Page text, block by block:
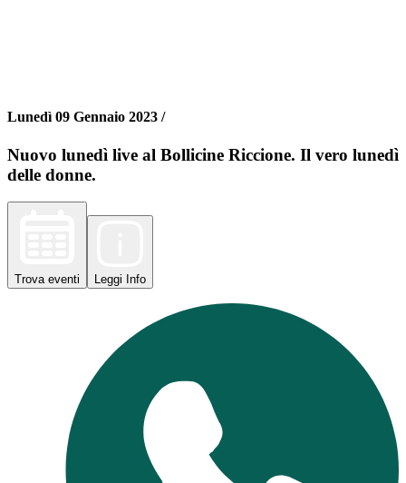
Lunedì 09 Gennaio 2023 /
Nuovo lunedì live al Bollicine Riccione. Il vero lunedì
delle donne.
Trova eventi Leggi Info